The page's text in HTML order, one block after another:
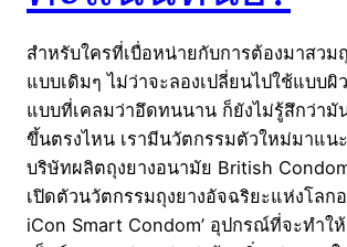
สำหรับใครที่เบื่อหน่ายกับการต้องมาสวม
แบบเดิมๆ ไม่ว่าจะลองเปลี่ยนไปใช้แบบผิ
แบบที่เคลมว่าอึดทนนาน ก็ยังไม่รู้สึกว่ามั
ขึ้นตรงไหน เรามีนวัตกรรมตัวใหม่มาแน
บริษัทผลิตถุงยางอนามัย British
เปิดตัวนวัตกรรมถุงยางอัจฉริยะแห่งโลก
iCon Smart Condom’ อุปกรณ์ที่จะทำใ